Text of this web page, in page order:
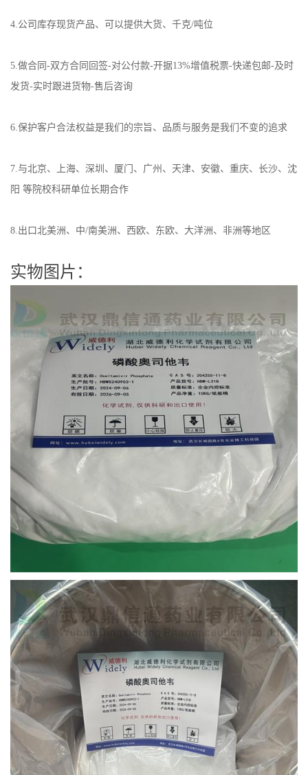
4.公司库存现货产品、可以提供大货、千克/吨位
5.做合同-双方合同回签-对公付款-开据13%增值税票-快递包邮-及时
发货-实时跟进货物-售后咨询
6.保护客户合法权益是我们的宗旨、品质与服务是我们不变的追求
7.与北京、上海、深圳、厦门、广州、天津、安徽、重庆、长沙、沈
阳 等院校科研单位长期合作
8.出口北美洲、中/南美洲、西欧、东欧、大洋洲、非洲等地区
实物图片：